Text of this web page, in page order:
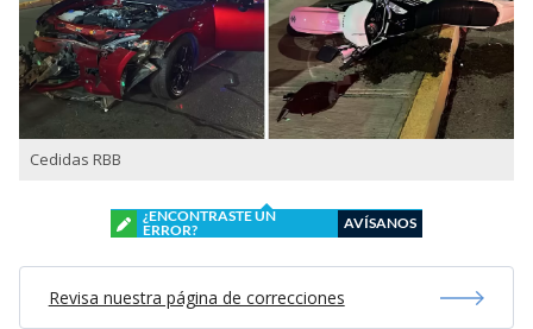
Cedidas RBB
¿ENCONTRASTE UN
ERROR?
AVÍSANOS
Revisa nuestra página de correcciones